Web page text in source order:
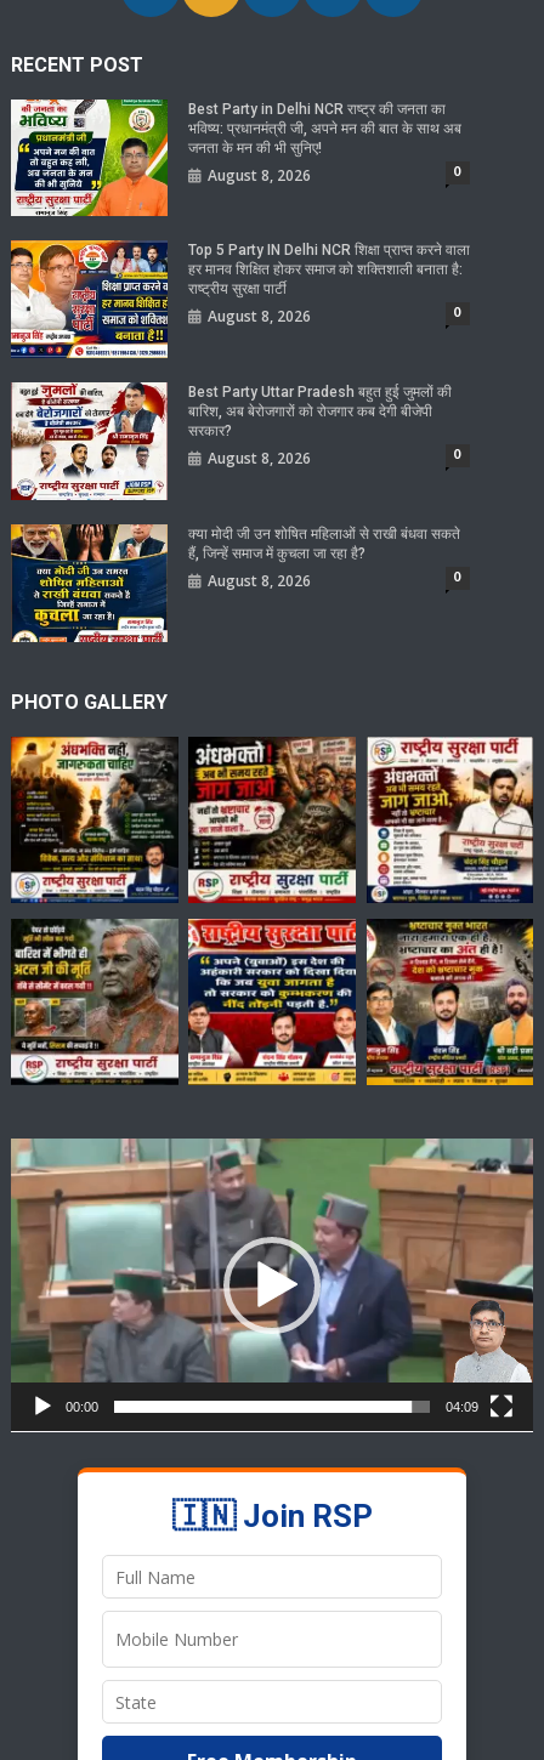
RECENT POST
Best Party in Delhi NCR राष्ट्र की जनता का
भविष्य: प्रधानमंत्री जी, अपने मन की बात के साथ अब
जनता के मन की भी सुनिए!
August 8, 2026 0
Top 5 Party IN Delhi NCR शिक्षा प्राप्त करने वाला
हर मानव शिक्षित होकर समाज को शक्तिशाली बनाता है:
राष्ट्रीय सुरक्षा पार्टी
August 8, 2026 0
Best Party Uttar Pradesh बहुत हुई जुमलों की
बारिश, अब बेरोजगारों को रोजगार कब देगी बीजेपी
सरकार?
August 8, 2026 0
क्या मोदी जी उन शोषित महिलाओं से राखी बंधवा सकते
हैं, जिन्हें समाज में कुचला जा रहा है?
August 8, 2026 0
PHOTO GALLERY
Video
Player
00:00 04:09
🇮🇳 Join RSP